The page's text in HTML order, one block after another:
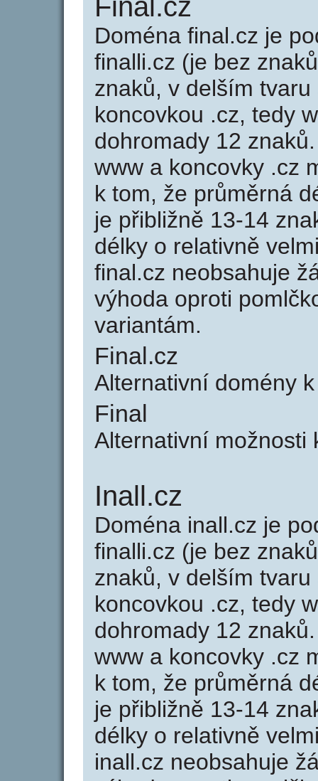
Final.cz
Doména final.cz je
finalli.cz (je bez
znaků, v delším
koncovkou .cz, tedy
dohromady 12
www a koncovky .cz
k tom, že průměrná
je přibližně 13-14
délky o relativně
final.cz neobsahuje
výhoda oproti
variantám.
Final.cz
Alternativní domény
Final
Alternativní možnosti
Inall.cz
Doména inall.cz je
finalli.cz (je bez
znaků, v delším
koncovkou .cz, tedy
dohromady 12
www a koncovky .cz
k tom, že průměrná
je přibližně 13-14
délky o relativně
inall.cz neobsahuje